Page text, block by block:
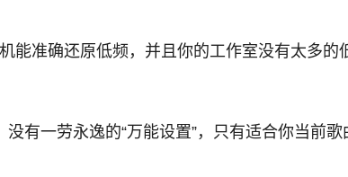
准确还原低频，并且你的工作室没有太多
有一劳永逸的“万能设置”，只有适合你当前